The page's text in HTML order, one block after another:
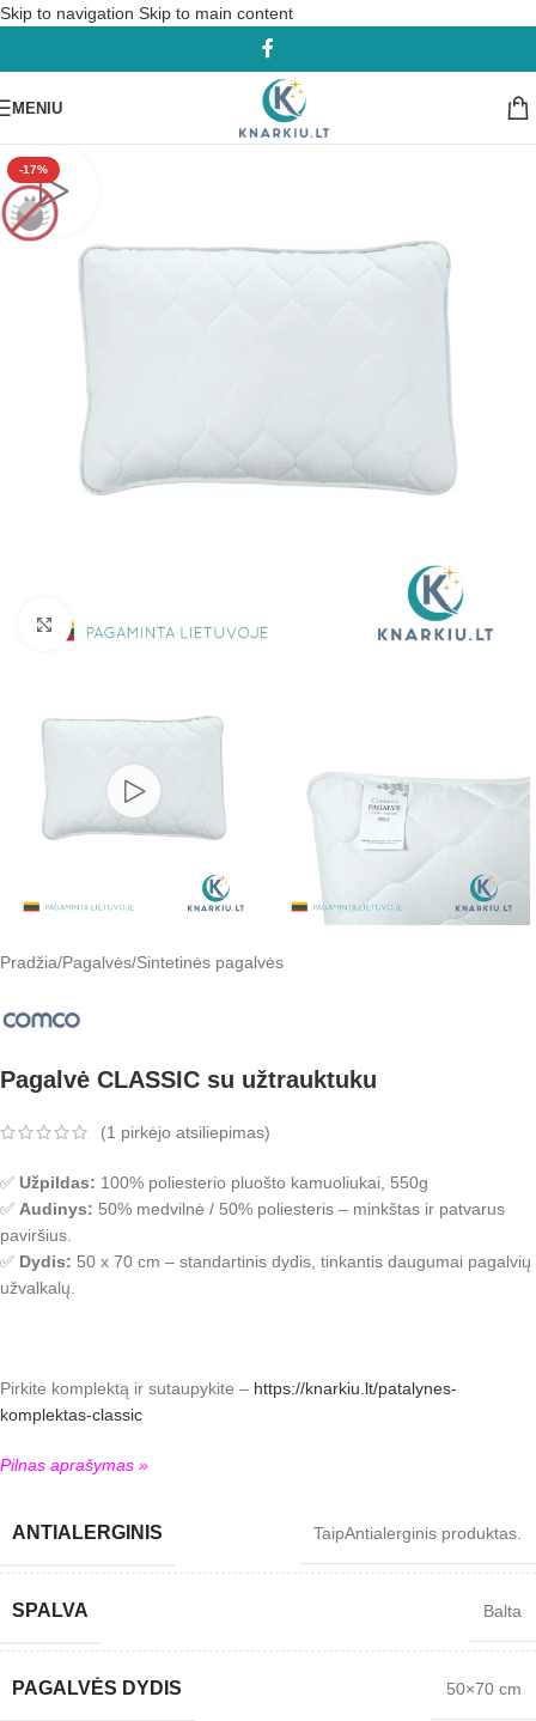
Skip to navigation Skip to main content
MENIU
-17%
Padidinti
Pradžia/Pagalvės/Sintetinės pagalvės
Pagalvė CLASSIC su užtrauktuku
(1 pirkėjo atsiliepimas)
✅ Užpildas: 100% poliesterio pluošto kamuoliukai, 550g
✅ Audinys: 50% medvilnė / 50% poliesteris – minkštas ir patvarus
paviršius.
✅ Dydis: 50 x 70 cm – standartinis dydis, tinkantis daugumai pagalvių
užvalkalų.
Pirkite komplektą ir sutaupykite – https://knarkiu.lt/patalynes-
komplektas-classic
Pilnas aprašymas »
ANTIALERGINIS TaipAntialerginis produktas.
SPALVA Balta
PAGALVĖS DYDIS 50×70 cm